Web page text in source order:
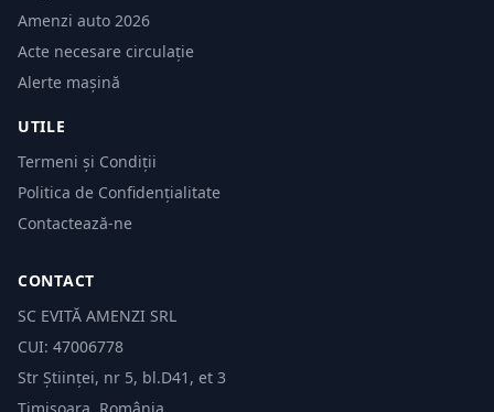
Amenzi auto 2026
Acte necesare circulație
Alerte mașină
UTILE
Termeni și Condiții
Politica de Confidențialitate
Contactează-ne
CONTACT
SC EVITĂ AMENZI SRL
CUI: 47006778
Str Științei, nr 5, bl.D41, et 3